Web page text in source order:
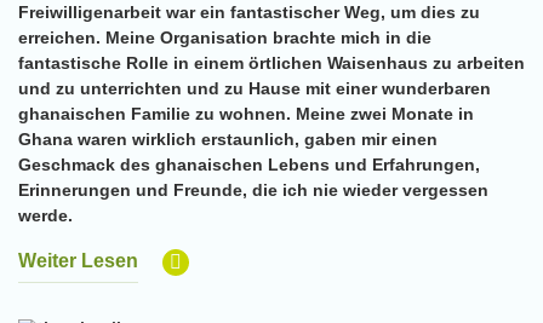
Freiwilligenarbeit war ein fantastischer Weg, um dies zu
erreichen. Meine Organisation brachte mich in die
fantastische Rolle in einem örtlichen Waisenhaus zu arbeiten
und zu unterrichten und zu Hause mit einer wunderbaren
ghanaischen Familie zu wohnen. Meine zwei Monate in
Ghana waren wirklich erstaunlich, gaben mir einen
Geschmack des ghanaischen Lebens und Erfahrungen,
Erinnerungen und Freunde, die ich nie wieder vergessen
werde.
Weiter Lesen